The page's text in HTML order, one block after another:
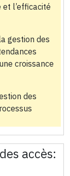
l’efficacité
gestion des
croissance
des
accès: